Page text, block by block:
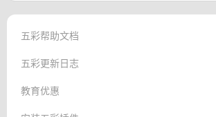
五彩帮助文档
五彩更新日志
教育优惠